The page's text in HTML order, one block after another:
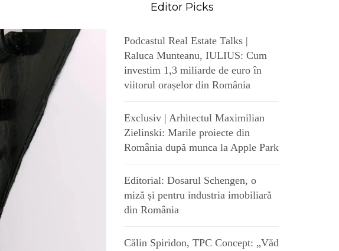
Editor Picks
Podcastul Real Estate Talks |
Raluca Munteanu, IULIUS: Cum
investim 1,3 miliarde de euro în
viitorul orașelor din România
Exclusiv | Arhitectul Maximilian
Zielinski: Marile proiecte din
România după munca la Apple Park
Editorial: Dosarul Schengen, o
miză și pentru industria imobiliară
din România
Călin Spiridon, TPC Concept: „Văd